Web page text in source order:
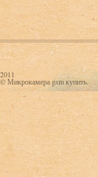
2011
© Микрокамера gsm купить.